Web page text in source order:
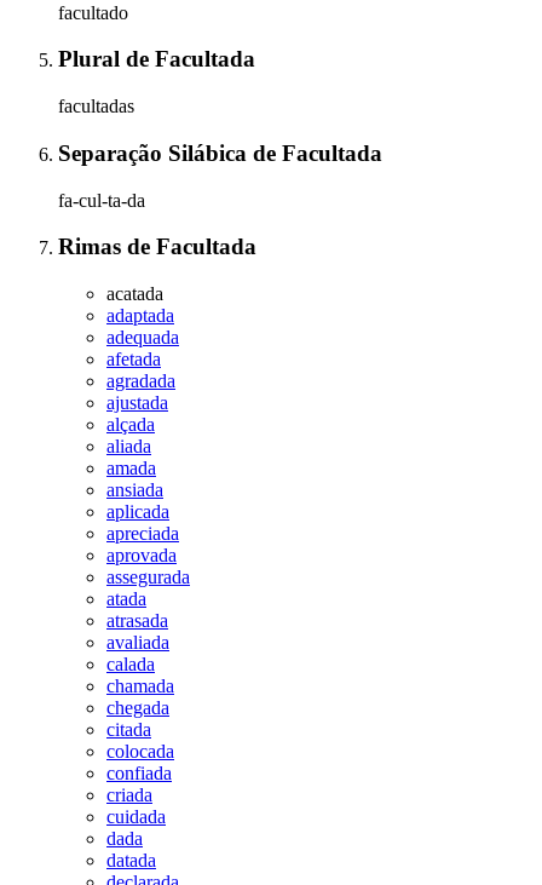
facultado
Plural de Facultada
facultadas
Separação Silábica de Facultada
fa-cul-ta-da
Rimas de Facultada
acatada
adaptada
adequada
afetada
agradada
ajustada
alçada
aliada
amada
ansiada
aplicada
apreciada
aprovada
assegurada
atada
atrasada
avaliada
calada
chamada
chegada
citada
colocada
confiada
criada
cuidada
dada
datada